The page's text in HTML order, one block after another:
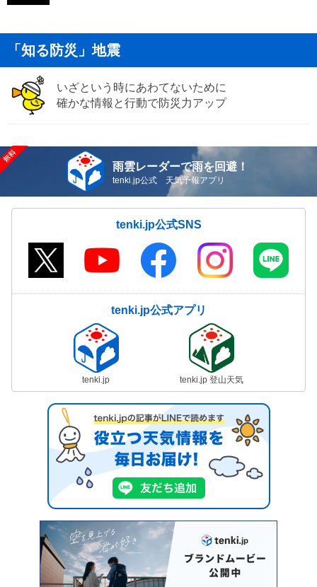
「知る防災」地震
いざという時にあわてないために
確かな情報と行動で防災力アップ
雨雲レーダーで雨を回避！
tenki.jp公式 天気予報アプリ
tenki.jp公式SNS
tenki.jp公式アプリ
tenki.jp tenki.jp 登山天気